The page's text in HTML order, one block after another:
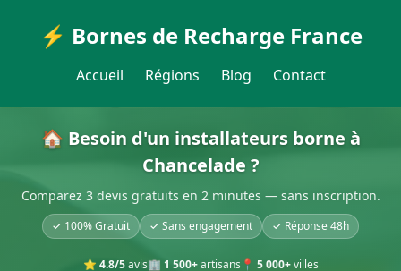
⚡ Bornes de Recharge France
Accueil Régions Blog Contact
🏠 Besoin d'un installateurs borne à
Chancelade ?
Comparez 3 devis gratuits en 2 minutes — sans inscription.
✓ 100% Gratuit ✓ Sans engagement ✓ Réponse 48h
⭐ 4.8/5avis🏢 1 500+artisans 📍 5 000+villes